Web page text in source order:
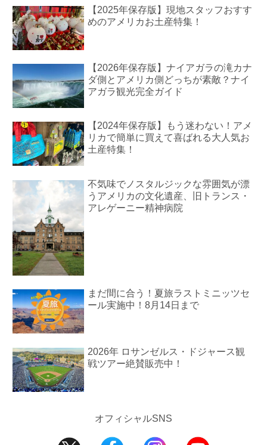
【2025年保存版】現地スタッフおすす
めのアメリカお土産特集！
【2026年保存版】ナイアガラの滝カナ
ダ側とアメリカ側どっちが素敵？ナイ
アガラ観光完全ガイド
【2024年保存版】もう迷わない！アメ
リカで簡単に買えて喜ばれる大人気お
土産特集！
不気味でノスタルジックな雰囲気が漂
うアメリカの文化遺産、旧トランス・
アレゲーニー精神病院
まだ間に合う！夏旅ラストミニッツセ
ール実施中！8月14日まで
2026年 ロサンゼルス・ドジャース観
戦ツアー絶賛販売中！
オフィシャルSNS